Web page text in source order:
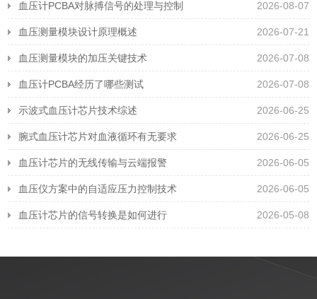
2026-08-07
血压计PCBA对脉搏信号的处理与控制
2026-07-21
血压测量模块设计原理概述
2026-07-08
血压测量模块的加压关键技术
2026-07-08
血压计PCBA经历了哪些测试
2026-06-25
示波式血压计芯片技术综述
2026-06-25
腕式血压计芯片对血液循环有无要求
2026-06-05
血压计芯片的无线传输与云端报警
2026-06-05
血压仪方案中的自适应压力控制技术
2026-05-08
血压计芯片的信号转换是如何进行